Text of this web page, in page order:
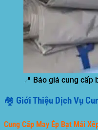
📍 Báo giá cung cấp
🏘️ Giới Thiệu Dịch Vụ
Cung Cấp May Ép Bạt Mái